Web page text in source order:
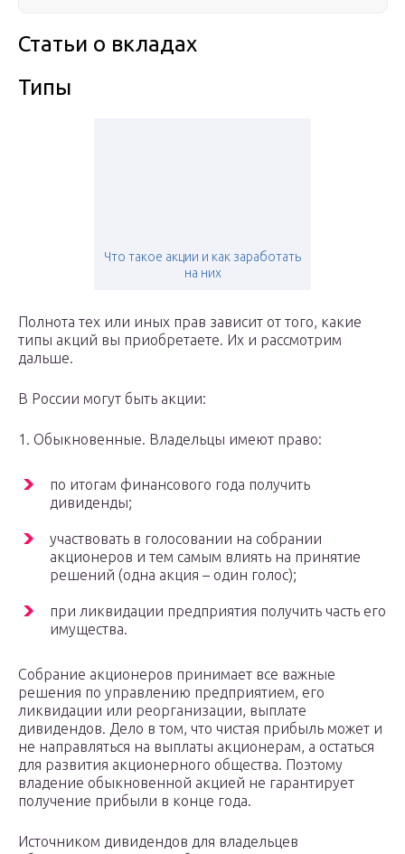
Статьи о вкладах
Типы
Что такое акции и как заработать
на них
Полнота тех или иных прав зависит от того, какие
типы акций вы приобретаете. Их и рассмотрим
дальше.
В России могут быть акции:
1. Обыкновенные. Владельцы имеют право:
по итогам финансового года получить
дивиденды;
участвовать в голосовании на собрании
акционеров и тем самым влиять на принятие
решений (одна акция – один голос);
при ликвидации предприятия получить часть его
имущества.
Собрание акционеров принимает все важные
решения по управлению предприятием, его
ликвидации или реорганизации, выплате
дивидендов. Дело в том, что чистая прибыль может и
не направляться на выплаты акционерам, а остаться
для развития акционерного общества. Поэтому
владение обыкновенной акцией не гарантирует
получение прибыли в конце года.
Источником дивидендов для владельцев